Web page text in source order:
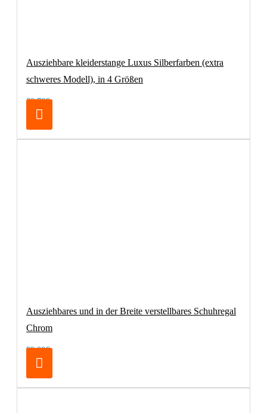
Ausziehbare kleiderstange Luxus Silberfarben (extra
schweres Modell), in 4 Größen
32,70€
Ausziehbares und in der Breite verstellbares Schuhregal
Chrom
99,00€